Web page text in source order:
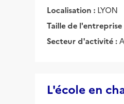
Localisation : LYON
Taille de l'entreprise
Secteur d'activité :
L'école en